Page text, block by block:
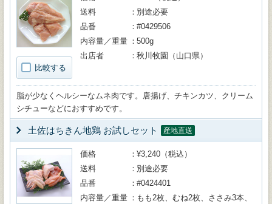
比較する
送料
別途必要
品番
#0429506
内容量／重量
500g
出店者
秋川牧園（山口県）
脂が少なくヘルシーなムネ肉です。唐揚げ、チキンカツ、クリーム
シチューなどにおすすめです。
土佐はちきん地鶏 お試しセット 産地直送
価格
¥3,240（税込）
送料
別途必要
品番
#0424401
内容量／重量
もも2枚、むね2枚、ささみ3本、